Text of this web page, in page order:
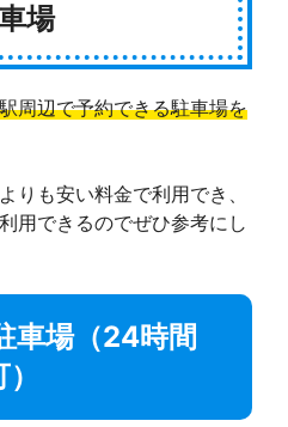
場
周辺で予約できる駐車場を
りも安い料金で利用でき、
用できるのでぜひ参考にし
車場（24時間